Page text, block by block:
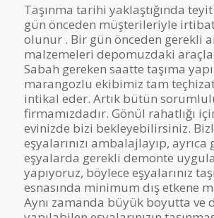
Taşınma tarihi yaklaştığında
gün önceden müşterileriyle
olunur . Bir gün önceden gerekli
malzemeleri depomuzdaki
Sabah gereken saatte taşıma
marangozlu ekibimiz tam
intikal eder. Artık bütün
firmamızdadır. Gönül rahatlığı
evinizde bizi bekleyebilirsiniz.
eşyalarınızı ambalajlayıp, ayrıca
eşyalarda gerekli demonte
yapıyoruz, böylece eşyalarınız
esnasında minimum dış etkene
Aynı zamanda büyük boyutta ve